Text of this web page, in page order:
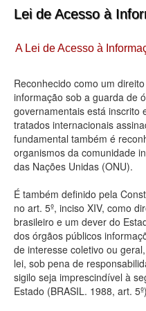
Lei de Acesso à
Dados Governamentais
Planejamento
Catálogo de dados
Processo Legislativo
Deputados Estaduais
Administração
Legislação
Agenda
Perguntas frequentes
Contato
Lei de Acesso à
A Lei de Acesso à
Reconhecido como um
informação sob a guarda de
governamentais está inscrito
tratados internacionais
fundamental também é
organismos da comunidade
das Nações Unidas (ONU).
É também definido pela
no art. 5º, inciso XIV, como
brasileiro e um dever do
dos órgãos públicos
de interesse coletivo ou
lei, sob pena de
sigilo seja imprescindível à
Estado (BRASIL. 1988, art.